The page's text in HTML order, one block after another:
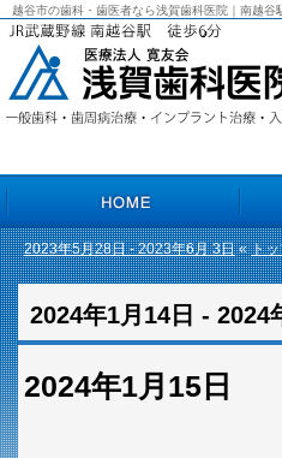
2024年1月14日 - 2024
越谷市の歯科・歯医者なら浅賀歯科医院｜南越谷
2023年5月28日 - 2023年6月 3日«ト
2024年1月15日
HOME